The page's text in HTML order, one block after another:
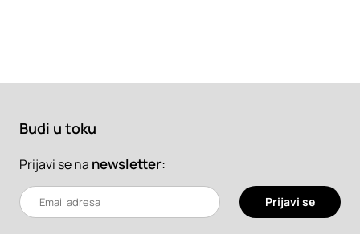
Budi u toku
Prijavi se na newsletter:
Prijavi se